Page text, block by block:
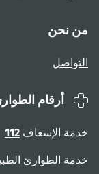
من نحن
التواصل
أرقام
خدمة الإسعاف 112
خدمة الطوارئ